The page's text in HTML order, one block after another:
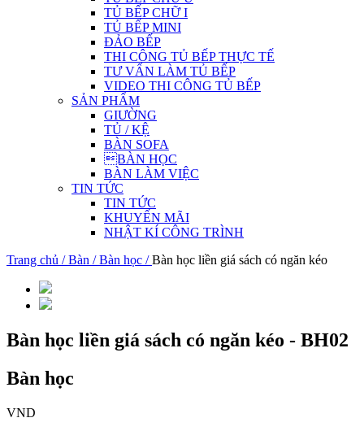
TỦ BẾP CHỮ I
TỦ BẾP MINI
ĐẢO BẾP
THI CÔNG TỦ BẾP THỰC TẾ
TƯ VẤN LÀM TỦ BẾP
VIDEO THI CÔNG TỦ BẾP
SẢN PHẨM
GIƯỜNG
TỦ / KỆ
BÀN SOFA
BÀN HỌC
BÀN LÀM VIỆC
TIN TỨC
TIN TỨC
KHUYẾN MÃI
NHẬT KÍ CÔNG TRÌNH
Trang chủ /Bàn /Bàn học /Bàn học liền giá sách có ngăn kéo
Bàn học liền giá sách có ngăn kéo - BH02
Bàn học
VND